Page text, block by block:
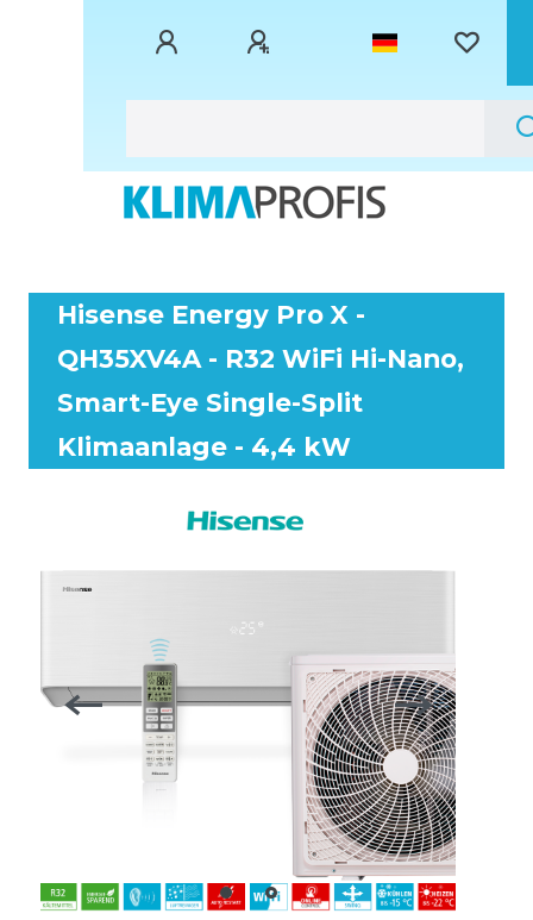
Hisense Energy Pro X -
QH35XV4A - R32 WiFi Hi-Nano,
Smart-Eye Single-Split
Klimaanlage - 4,4 kW